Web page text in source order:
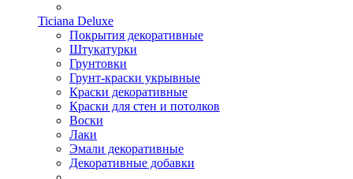
Ticiana Deluxe
Покрытия декоративные
Штукатурки
Грунтовки
Грунт-краски укрывные
Краски декоративные
Краски для стен и потолков
Воски
Лаки
Эмали декоративные
Декоративные добавки